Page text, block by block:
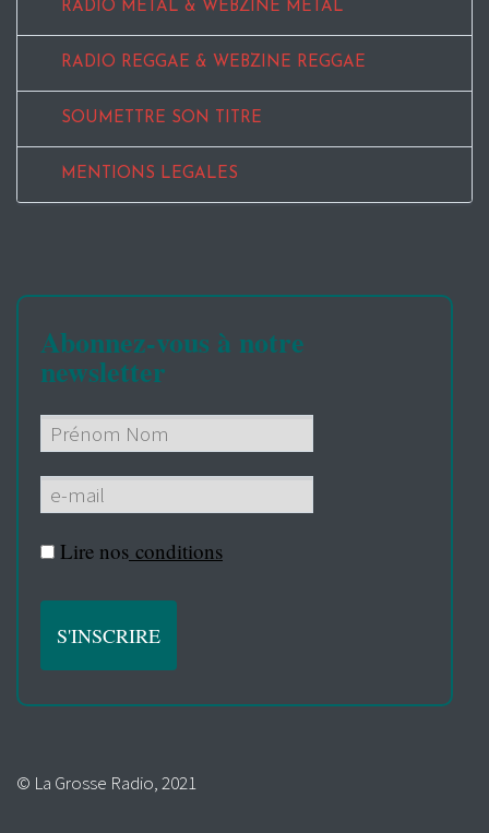
RADIO METAL & WEBZINE METAL
RADIO REGGAE & WEBZINE REGGAE
SOUMETTRE SON TITRE
MENTIONS LEGALES
Abonnez-vous à notre
newsletter
Lire nos conditions
© La Grosse Radio, 2021